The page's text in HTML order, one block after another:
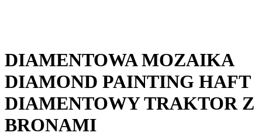
DIAMENTOWA MOZAIKA
DIAMOND PAINTING HAFT
DIAMENTOWY TRAKTOR Z
BRONAMI